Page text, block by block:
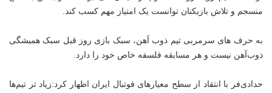
منسجم و تلاش بازیکنان توانست یک امتیاز مهم کسب کند.
به حرف های سرمربی تیم ذوب آهن، سبک بازی روز قبل سبک همیشگی
ذوب‌آهن نیست و هر مسابقه فلسفه خاص خود را دارد.
حدادی‌فر با انتقاد از سطح معیارهای فوتبال ایران اظهار کرد:زیاد تر تیم‌ها